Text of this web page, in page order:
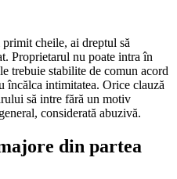
cheile, ai dreptul să
Proprietarul nu poate intra în
trebuie stabilite de comun acord
încălca intimitatea. Orice clauză
să intre fără un motiv
considerată abuzivă.
din partea